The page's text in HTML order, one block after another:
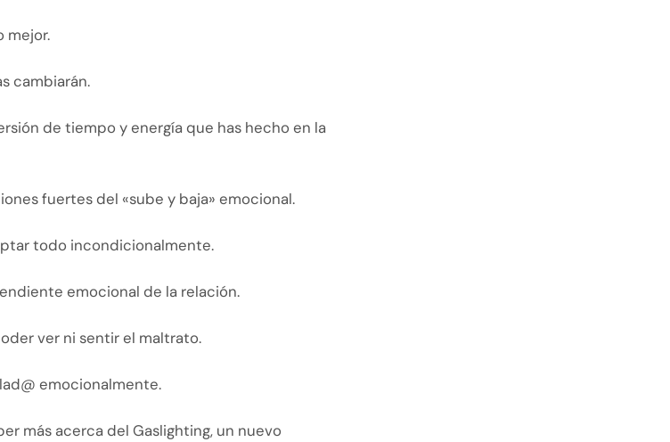
mejor.
cambiarán.
de tiempo y energía que has hecho en la
fuertes del «sube y baja» emocional.
todo incondicionalmente.
emocional de la relación.
ver ni sentir el maltrato.
emocionalmente.
más acerca del Gaslighting, un nuevo